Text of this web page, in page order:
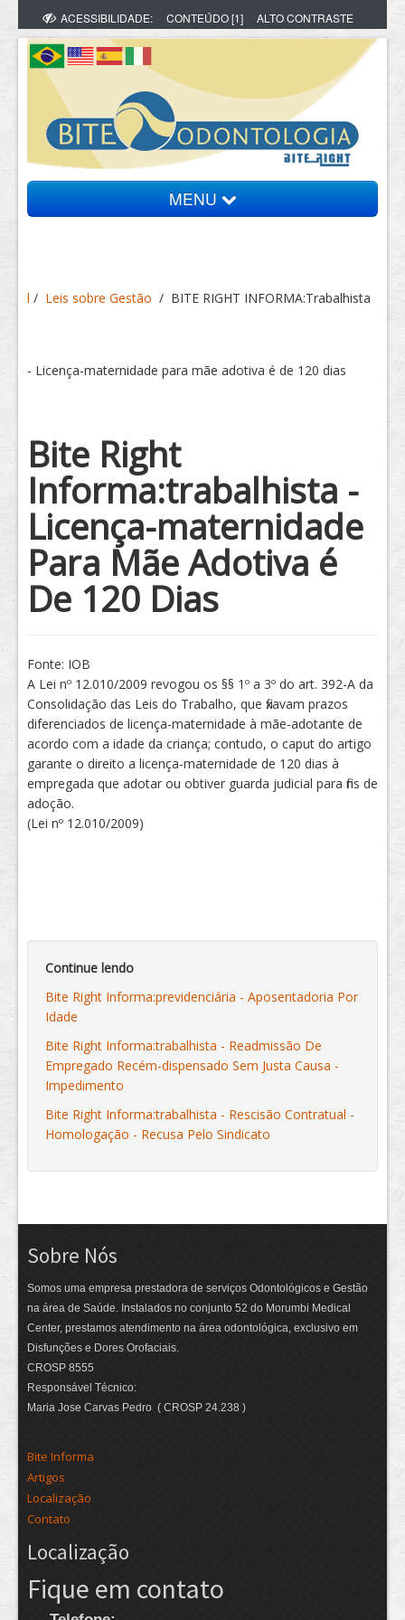
ACESSIBILIDADE: CONTEÚDO [1] ALTO CONTRASTE
MENU
Vídeos
l / Leis sobre Gestão / BITE RIGHT INFORMA:Trabalhista
- Licença-maternidade para mãe adotiva é de 120 dias
Bite Right
Informa:trabalhista -
Licença-maternidade
Para Mãe Adotiva é
De 120 Dias
Fonte: IOB
A Lei nº 12.010/2009 revogou os §§ 1º a 3º do art. 392-A da
Consolidação das Leis do Trabalho, que fixavam prazos
diferenciados de licença-maternidade à mãe-adotante de
acordo com a idade da criança; contudo, o caput do artigo
garante o direito a licença-maternidade de 120 dias à
empregada que adotar ou obtiver guarda judicial para fins de
adoção.
(Lei nº 12.010/2009)
Continue lendo
Bite Right Informa:previdenciária - Aposentadoria Por
Idade
Bite Right Informa:trabalhista - Readmissão De
Empregado Recém-dispensado Sem Justa Causa -
Impedimento
Bite Right Informa:trabalhista - Rescisão Contratual -
Homologação - Recusa Pelo Sindicato
Sobre Nós
Somos uma empresa prestadora de serviços Odontológicos e Gestão
na área de Saúde. Instalados no conjunto 52 do Morumbi Medical
Center, prestamos atendimento na área odontológica, exclusivo em
Disfunções e Dores Orofaciais.
CROSP 8555
Responsável Técnico:
Maria Jose Carvas Pedro ( CROSP 24.238 )
Bite Informa
Artigos
Localização
Contato
Localização
Fique em contato